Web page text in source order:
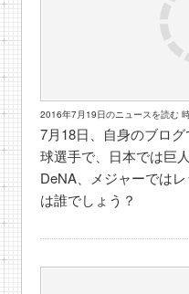
2016年7月19日のニュースを読む
7月18日、自身のブロ
球選手で、日本では巨
DeNA、メジャーでは
は誰でしょう？